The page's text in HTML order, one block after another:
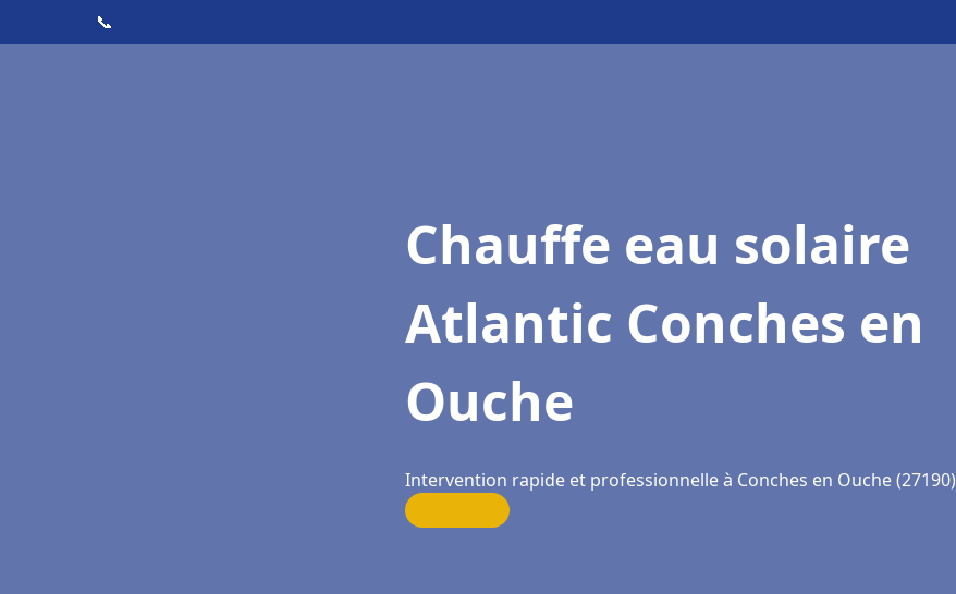
📞
Chauffe eau solaire
Atlantic Conches en
Ouche
Intervention rapide et professionnelle à Conches en Ouche (27190)